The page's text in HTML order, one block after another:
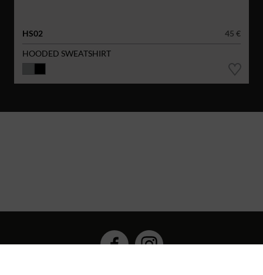
HS02
45 €
HOODED SWEATSHIRT